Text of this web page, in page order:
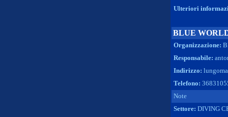
Ulteriori
BLUE
Organizzazione:
Responsabile:
Indirizzo:
Telefono:
Note
Settore: DIVING